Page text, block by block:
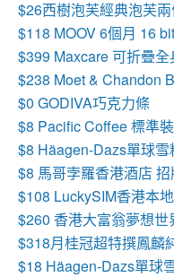
$26西樹泡芙經典泡芙
$118 MOOV 6個月 16
$399 Maxcare 可折疊
$238 Moet & Chandon
$0 GODIVA巧克力條
$8 Pacific Coffee 標準
$8 Häagen-Dazs單球雪
$8 馬哥孛羅香港酒店
$108 LuckySIM香港本
$260 香港大富翁夢想世
$318月桂冠超特撰鳳麟
$18 Häagen-Dazs單球